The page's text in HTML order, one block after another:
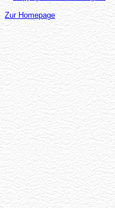
Zur Homepage